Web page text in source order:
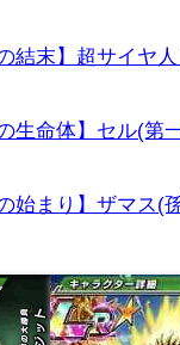
結末】超サイヤ
生命体】セル(第
始まり】ザマス(